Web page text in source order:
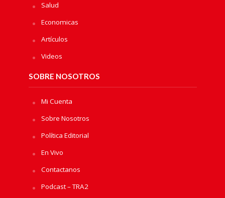
Salud
Economicas
Artículos
Videos
SOBRE NOSOTROS
Mi Cuenta
Sobre Nosotros
Política Editorial
En Vivo
Contactanos
Podcast – TRA2